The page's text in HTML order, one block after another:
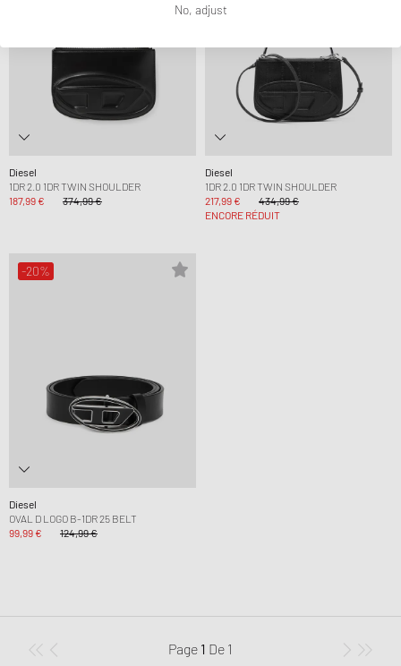
Diesel
1DR 2.0 1DR TWIN SHOULDER
187,99 €
374,99 €
Diesel
1DR 2.0 1DR TWIN SHOULDER
217,99 €
434,99 €
ENCORE RÉDUIT
-20%
Diesel
OVAL D LOGO B-1DR 25 BELT
99,99 €
124,99 €
Page 1 De 1
No, adjust